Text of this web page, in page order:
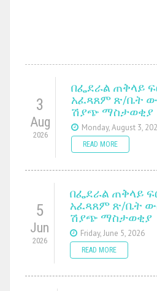
3
Aug
2026
በፌደራል ጠቅላይ
አፈጻጸም ጽ/ቤት
ሽያጭ ማስታወቂያ
Monday, August 3,
READ MORE
5
Jun
2026
በፌደራል ጠቅላይ
አፈጻጸም ጽ/ቤት
ሽያጭ ማስታወቂያ
Friday, June 5, 2026
READ MORE